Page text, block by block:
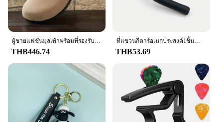
ผู้ชายแฟชั่นมุลเท้าพร้อมที่รองรับแบบโค้งสำหรับทุกเพศรองเท้าแตะชายหาดแบบคลาสสิก birkenstok สำหรับผู้ชายรองเท้าแตะหนังกลับแบบย้อนยุคทำจากไม้ก๊อก
THB446.74
ที่แขวนกีตาร์อเนกประสงค์1ชิ้นสำหรับหลากหลายข้อมูลจำเพาะ-กีต้าร์ไฟฟ้า/คลาสสิค/โฟล์คกีตาร์เบสกีตาร์-ตะขอโลหะ
THB53.69